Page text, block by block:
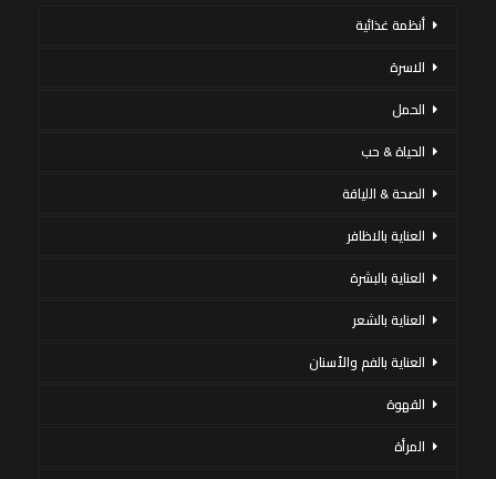
أنظمة غذائية
الاسرة
الحمل
الحياة & حب
الصحة & اللياقة
العناية بالاظافر
العناية بالبشرة
العناية بالشعر
العناية بالفم والأسنان
القهوة
المرأة